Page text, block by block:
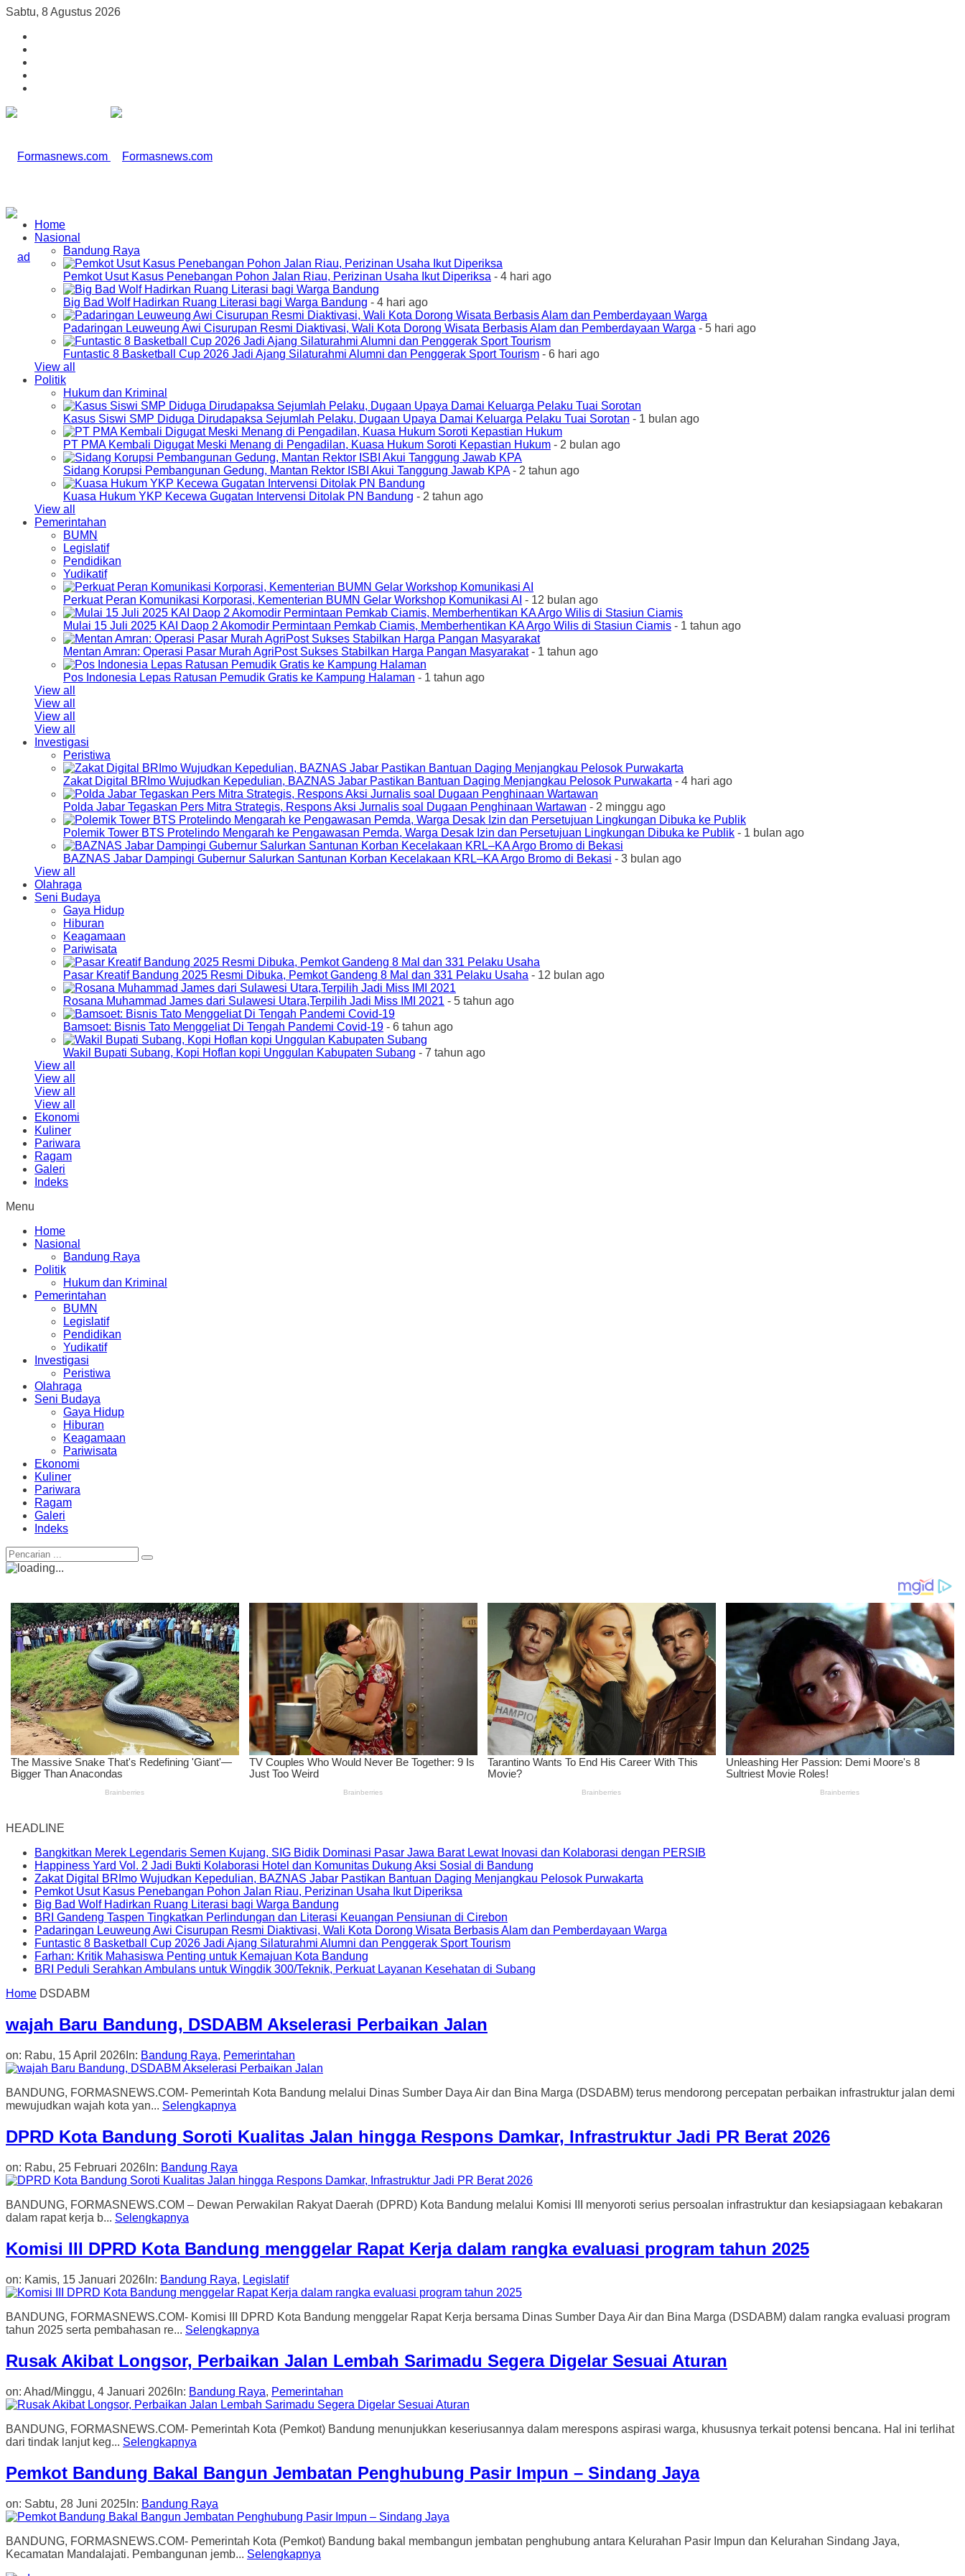
Sabtu, 8 Agustus 2026
Home
Nasional
Bandung Raya
Pemkot Usut Kasus Penebangan Pohon Jalan Riau, Perizinan Usaha Ikut Diperiksa - 4 hari ago
Big Bad Wolf Hadirkan Ruang Literasi bagi Warga Bandung - 4 hari ago
Padaringan Leuweung Awi Cisurupan Resmi Diaktivasi, Wali Kota Dorong Wisata Berbasis Alam dan Pemberdayaan Warga - 5 hari ago
Funtastic 8 Basketball Cup 2026 Jadi Ajang Silaturahmi Alumni dan Penggerak Sport Tourism - 6 hari ago
View all
Politik
Hukum dan Kriminal
Kasus Siswi SMP Diduga Dirudapaksa Sejumlah Pelaku, Dugaan Upaya Damai Keluarga Pelaku Tuai Sorotan - 1 bulan ago
PT PMA Kembali Digugat Meski Menang di Pengadilan, Kuasa Hukum Soroti Kepastian Hukum - 2 bulan ago
Sidang Korupsi Pembangunan Gedung, Mantan Rektor ISBI Akui Tanggung Jawab KPA- 2 tahun ago
Kuasa Hukum YKP Kecewa Gugatan Intervensi Ditolak PN Bandung - 2 tahun ago
View all
Pemerintahan
BUMN
Legislatif
Pendidikan
Yudikatif
Perkuat Peran Komunikasi Korporasi, Kementerian BUMN Gelar Workshop Komunikasi AI - 12 bulan ago
Mulai 15 Juli 2025 KAI Daop 2 Akomodir Permintaan Pemkab Ciamis, Memberhentikan KA Argo Wilis di Stasiun Ciamis - 1 tahun ago
Mentan Amran: Operasi Pasar Murah AgriPost Sukses Stabilkan Harga Pangan Masyarakat- 1 tahun ago
Pos Indonesia Lepas Ratusan Pemudik Gratis ke Kampung Halaman - 1 tahun ago
View all
View all
View all
View all
Investigasi
Peristiwa
Zakat Digital BRImo Wujudkan Kepedulian, BAZNAS Jabar Pastikan Bantuan Daging Menjangkau Pelosok Purwakarta - 4 hari ago
Polda Jabar Tegaskan Pers Mitra Strategis, Respons Aksi Jurnalis soal Dugaan Penghinaan Wartawan - 2 minggu ago
Polemik Tower BTS Protelindo Mengarah ke Pengawasan Pemda, Warga Desak Izin dan Persetujuan Lingkungan Dibuka ke Publik - 1 bulan ago
BAZNAS Jabar Dampingi Gubernur Salurkan Santunan Korban Kecelakaan KRL–KA Argo Bromo di Bekasi - 3 bulan ago
View all
Olahraga
Seni Budaya
Gaya Hidup
Hiburan
Keagamaan
Pariwisata
Pasar Kreatif Bandung 2025 Resmi Dibuka, Pemkot Gandeng 8 Mal dan 331 Pelaku Usaha - 12 bulan ago
Rosana Muhammad James dari Sulawesi Utara,Terpilih Jadi Miss IMI 2021 - 5 tahun ago
Bamsoet: Bisnis Tato Menggeliat Di Tengah Pandemi Covid-19 - 6 tahun ago
Wakil Bupati Subang, Kopi Hoflan kopi Unggulan Kabupaten Subang - 7 tahun ago
View all
View all
View all
View all
Ekonomi
Kuliner
Pariwara
Ragam
Galeri
Indeks
Menu
Home
Nasional
Bandung Raya
Politik
Hukum dan Kriminal
Pemerintahan
BUMN
Legislatif
Pendidikan
Yudikatif
Investigasi
Peristiwa
Olahraga
Seni Budaya
Gaya Hidup
Hiburan
Keagamaan
Pariwisata
Ekonomi
Kuliner
Pariwara
Ragam
Galeri
Indeks
HEADLINE
Bangkitkan Merek Legendaris Semen Kujang, SIG Bidik Dominasi Pasar Jawa Barat Lewat Inovasi dan Kolaborasi dengan PERSIB
Happiness Yard Vol. 2 Jadi Bukti Kolaborasi Hotel dan Komunitas Dukung Aksi Sosial di Bandung
Zakat Digital BRImo Wujudkan Kepedulian, BAZNAS Jabar Pastikan Bantuan Daging Menjangkau Pelosok Purwakarta
Pemkot Usut Kasus Penebangan Pohon Jalan Riau, Perizinan Usaha Ikut Diperiksa
Big Bad Wolf Hadirkan Ruang Literasi bagi Warga Bandung
BRI Gandeng Taspen Tingkatkan Perlindungan dan Literasi Keuangan Pensiunan di Cirebon
Padaringan Leuweung Awi Cisurupan Resmi Diaktivasi, Wali Kota Dorong Wisata Berbasis Alam dan Pemberdayaan Warga
Funtastic 8 Basketball Cup 2026 Jadi Ajang Silaturahmi Alumni dan Penggerak Sport Tourism
Farhan: Kritik Mahasiswa Penting untuk Kemajuan Kota Bandung
BRI Peduli Serahkan Ambulans untuk Wingdik 300/Teknik, Perkuat Layanan Kesehatan di Subang
Home DSDABM
wajah Baru Bandung, DSDABM Akselerasi Perbaikan Jalan
on: Rabu, 15 April 2026 In: Bandung Raya, Pemerintahan
BANDUNG, FORMASNEWS.COM- Pemerintah Kota Bandung melalui Dinas Sumber Daya Air dan Bina Marga (DSDABM) terus mendorong percepatan perbaikan infrastruktur jalan demi
mewujudkan wajah kota yan... Selengkapnya
DPRD Kota Bandung Soroti Kualitas Jalan hingga Respons Damkar, Infrastruktur Jadi PR Berat 2026
on: Rabu, 25 Februari 2026 In: Bandung Raya
BANDUNG, FORMASNEWS.COM – Dewan Perwakilan Rakyat Daerah (DPRD) Kota Bandung melalui Komisi III menyoroti serius persoalan infrastruktur dan kesiapsiagaan kebakaran
dalam rapat kerja b... Selengkapnya
Komisi III DPRD Kota Bandung menggelar Rapat Kerja dalam rangka evaluasi program tahun 2025
on: Kamis, 15 Januari 2026 In: Bandung Raya, Legislatif
BANDUNG, FORMASNEWS.COM- Komisi III DPRD Kota Bandung menggelar Rapat Kerja bersama Dinas Sumber Daya Air dan Bina Marga (DSDABM) dalam rangka evaluasi program
tahun 2025 serta pembahasan re... Selengkapnya
Rusak Akibat Longsor, Perbaikan Jalan Lembah Sarimadu Segera Digelar Sesuai Aturan
on: Ahad/Minggu, 4 Januari 2026 In: Bandung Raya, Pemerintahan
BANDUNG, FORMASNEWS.COM- Pemerintah Kota (Pemkot) Bandung menunjukkan keseriusannya dalam merespons aspirasi warga, khususnya terkait potensi bencana. Hal ini terlihat
dari tindak lanjut keg... Selengkapnya
Pemkot Bandung Bakal Bangun Jembatan Penghubung Pasir Impun – Sindang Jaya
on: Sabtu, 28 Juni 2025 In: Bandung Raya
BANDUNG, FORMASNEWS.COM- Pemerintah Kota (Pemkot) Bandung bakal membangun jembatan penghubung antara Kelurahan Pasir Impun dan Kelurahan Sindang Jaya,
Kecamatan Mandalajati. Pembangunan jemb... Selengkapnya